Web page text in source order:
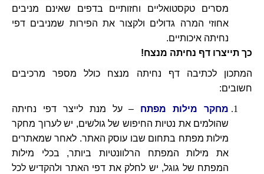
מסרים טקסטואליים וחזותיים בדפים שאינם מניבים
אחוזי המרה גדולים ולקצור את הפירות שמניבים דפי
נחיתה איכותיים.
כך תייצרו דף נחיתה מנצח!
המתכון לכתיבה דף נחיתה מנצח כולל מספר מרכיבים
חשובים:
מחקר מילות מפתח – על מנת לייצר דפי נחיתה
שהולמים את נטיות החיפוש של גולשים, יש לערוך מחקר
מילות מפתח בתחום שבו עוסק האתר. לאחר שמאתרים
את מילות המפתח הרלוונטיות ביותר, בכלי מילות
המפתח של גוגל, יש לחלק את דפי האתר ולהקדיש לכל